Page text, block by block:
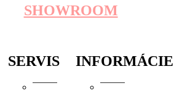
SHOWROOM
SERVIS INFORMÁCIE